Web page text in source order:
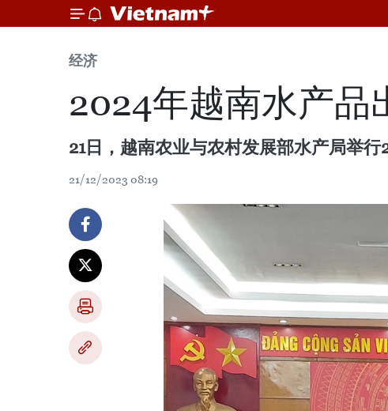
经济
2024年越南水产品
21日，越南农业与农村发展部水产局举
21/12/2023 08:19